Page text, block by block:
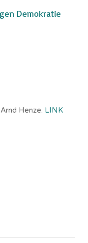
Demokratie
Henze. LINK